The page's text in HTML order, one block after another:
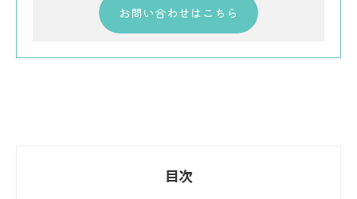
お問い合わせはこちら
目次